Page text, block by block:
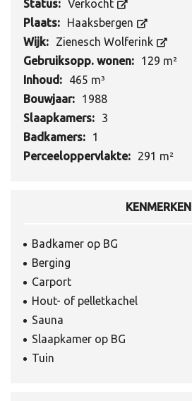
Status: Verkocht
Plaats:
Haaksbergen
Wijk:
Zienesch Wolferink
Gebruiksopp. wonen:
129 m²
Inhoud:
465 m³
Bouwjaar:
1988
Slaapkamers:
3
Badkamers:
1
Perceeloppervlakte:
291 m²
KENMERKEN
Badkamer op BG
Berging
Carport
Hout- of pelletkachel
Sauna
Slaapkamer op BG
Tuin